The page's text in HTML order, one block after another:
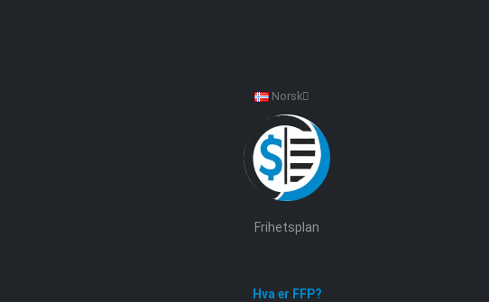
Norsk
Frihetsplan
Hva er FFP?